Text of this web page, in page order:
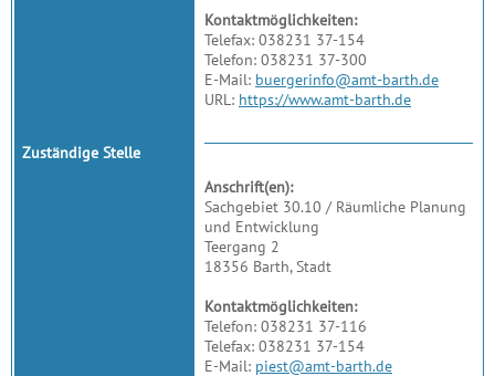
Zuständige Stelle
Kontaktmöglichkeiten:
Telefax: 038231 37-154
Telefon: 038231 37-300
E-Mail: buergerinfo@amt-barth.de
URL: https://www.amt-barth.de
Anschrift(en):
Sachgebiet 30.10 / Räumliche Planung
und Entwicklung
Teergang 2
18356 Barth, Stadt
Kontaktmöglichkeiten:
Telefon: 038231 37-116
Telefax: 038231 37-154
E-Mail: piest@amt-barth.de